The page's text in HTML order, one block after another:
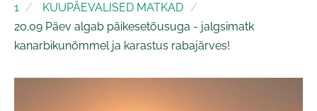
1
KUUPÄEVALISED MATKAD
20.09 Päev algab päikesetõusuga - jalgsimatk
kanarbikunõmmel ja karastus rabajärves!